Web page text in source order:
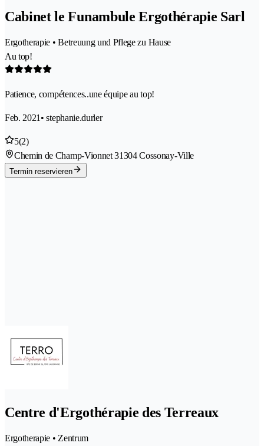
Cabinet le Funambule Ergothérapie Sarl
Ergotherapie • Betreuung und Pflege zu Hause
Au top!
Patience, compétences..une équipe au top!
Feb. 2021 • stephanie.durler
5(2)
Chemin de Champ-Vionnet 31304 Cossonay-Ville
Termin reservieren
Centre d'Ergothérapie des Terreaux
Ergotherapie • Zentrum